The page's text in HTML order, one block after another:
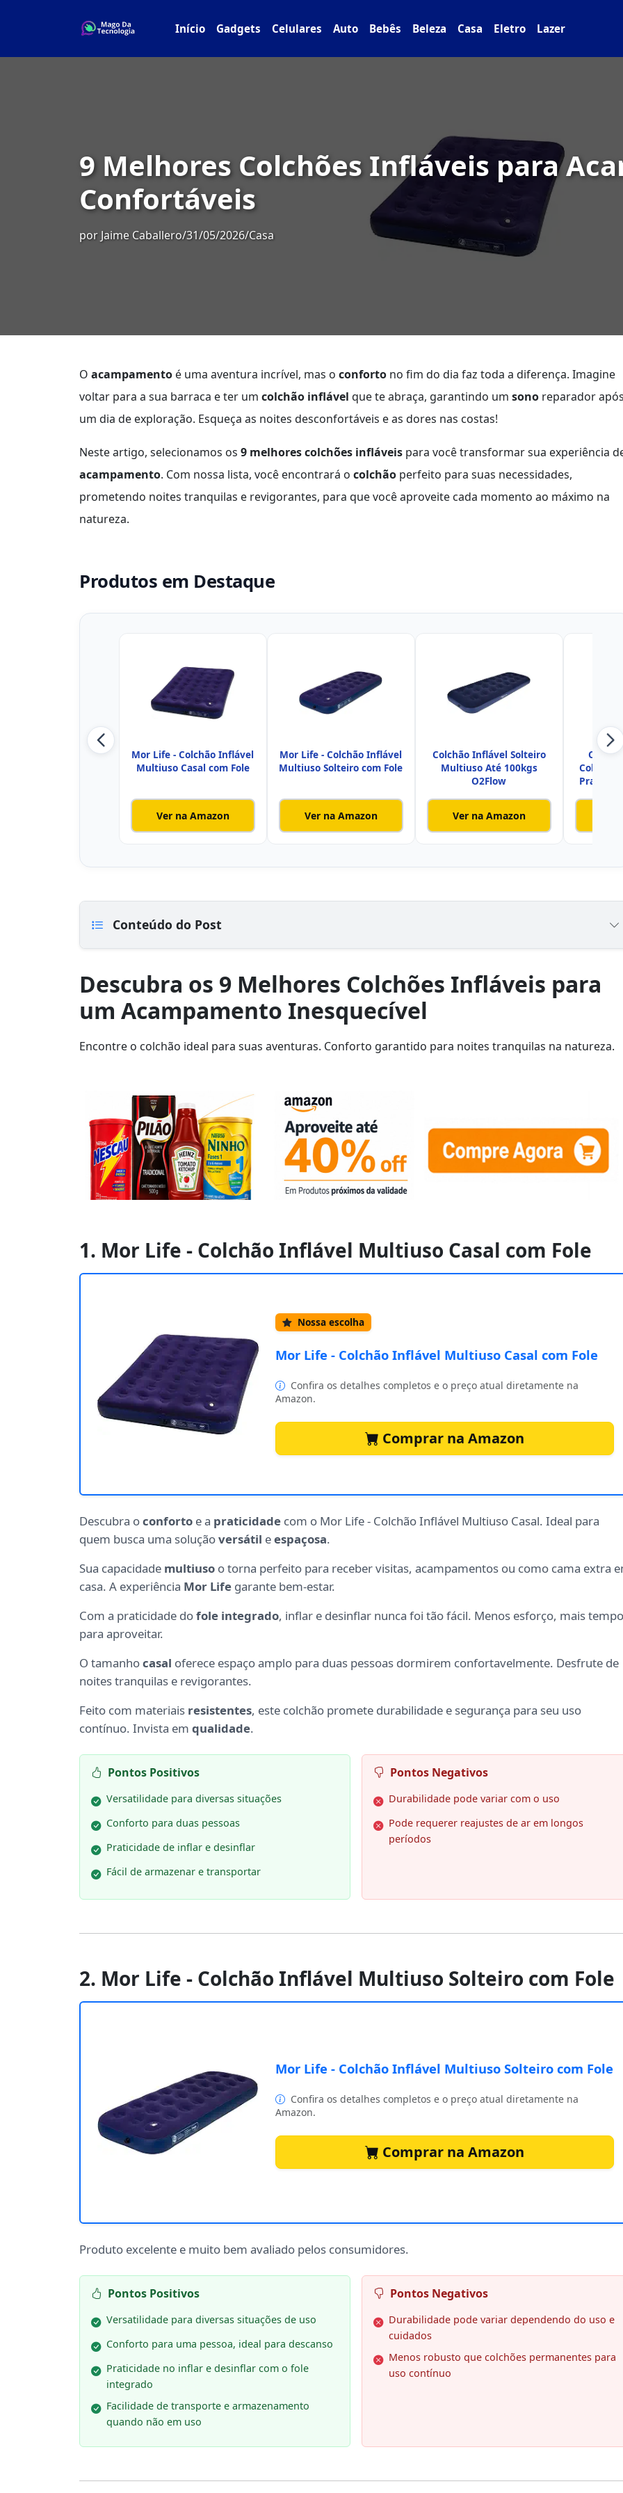
Início Gadgets Celulares Auto Bebês Beleza Casa Eletro Lazer
9 Melhores Colchões Infláveis para
Confortáveis
por Jaime Caballero/31/05/2026/Casa
O acampamento é uma aventura incrível, mas o conforto no fim do dia faz toda a diferença. Imagine
voltar para a sua barraca e ter um colchão inflável que te abraça, garantindo um sono reparador
um dia de exploração. Esqueça as noites desconfortáveis e as dores nas costas!
Neste artigo, selecionamos os 9 melhores colchões infláveis para você transformar sua experiência
acampamento. Com nossa lista, você encontrará o colchão perfeito para suas necessidades,
prometendo noites tranquilas e revigorantes, para que você aproveite cada momento ao máximo na
natureza.
Produtos em Destaque
Mor Life - Colchão Inflável
Multiuso Casal com Fole
Ver na Amazon
Mor Life - Colchão Inflável
Multiuso Solteiro com Fole
Ver na Amazon
Colchão Inflável Solteiro
Multiuso Até 100kgs
O2Flow
Ver na Amazon
Colchão
Conteúdo do Post
Descubra os 9 Melhores Colchões Infláveis para
um Acampamento Inesquecível
Encontre o colchão ideal para suas aventuras. Conforto garantido para noites tranquilas na natureza.
1. Mor Life - Colchão Inflável Multiuso Casal com Fole
Nossa escolha
Mor Life - Colchão Inflável Multiuso Casal com Fole
Confira os detalhes completos e o preço atual diretamente na
Amazon.
Comprar na Amazon
Descubra oconforto e a praticidade com o Mor Life - Colchão Inflável Multiuso Casal. Ideal para
quem busca uma soluçãoversátil eespaçosa.
Sua capacidade multiuso o torna perfeito para receber visitas, acampamentos ou como cama extra
casa. A experiência Mor Life garante bem-estar.
Com a praticidade dofole integrado, inflar e desinflar nunca foi tão fácil. Menos esforço, mais tempo
para aproveitar.
O tamanhocasal oferece espaço amplo para duas pessoas dormirem confortavelmente. Desfrute de
noites tranquilas e revigorantes.
Feito com materiais resistentes, este colchão promete durabilidade e segurança para seu uso
contínuo. Invista em qualidade.
Pontos Positivos
Versatilidade para diversas situações
Conforto para duas pessoas
Praticidade de inflar e desinflar
Fácil de armazenar e transportar
Pontos Negativos
Durabilidade pode variar com o uso
Pode requerer reajustes de ar em longos
períodos
2. Mor Life - Colchão Inflável Multiuso Solteiro com Fole
Mor Life - Colchão Inflável Multiuso Solteiro com Fole
Confira os detalhes completos e o preço atual diretamente na
Amazon.
Comprar na Amazon
Produto excelente e muito bem avaliado pelos consumidores.
Pontos Positivos
Versatilidade para diversas situações de uso
Conforto para uma pessoa, ideal para descanso
Praticidade no inflar e desinflar com o fole
integrado
Facilidade de transporte e armazenamento
quando não em uso
Pontos Negativos
Durabilidade pode variar dependendo do uso e
cuidados
Menos robusto que colchões permanentes para
uso contínuo